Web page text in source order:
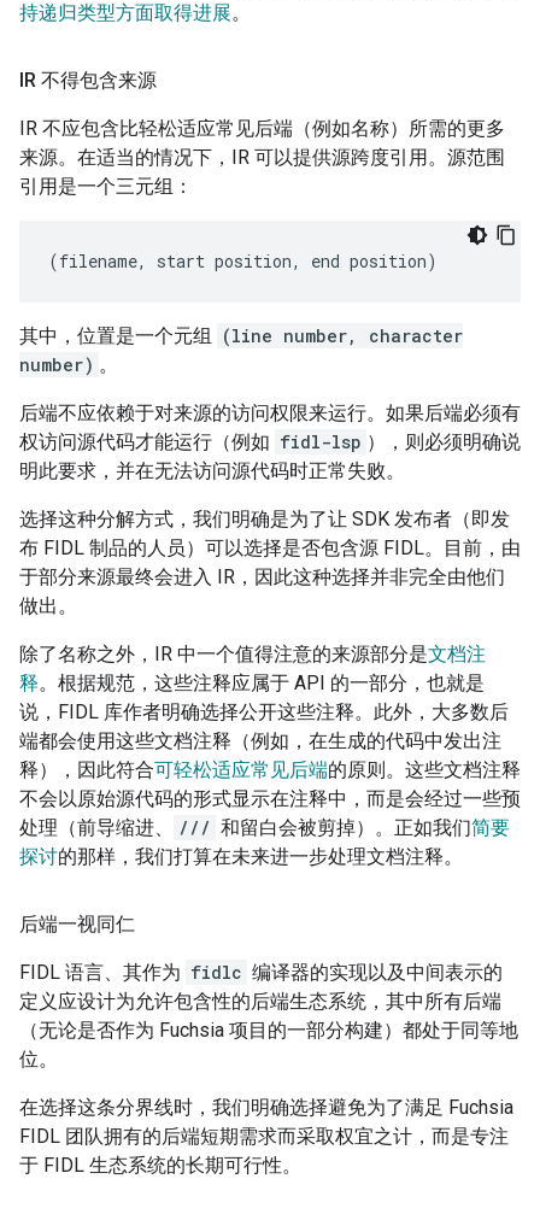
持递归类型方面取得进展。
IR 不得包含来源
IR 不应包含比轻松适应常见后端（例如名称）所需的更多
来源。在适当的情况下，IR 可以提供源跨度引用。源范围
引用是一个三元组：
其中，位置是一个元组
(line number, character
number) 。
后端不应依赖于对来源的访问权限来运行。如果后端必须有
权访问源代码才能运行（例如 fidl-lsp ），则必须明确说
明此要求，并在无法访问源代码时正常失败。
选择这种分解方式，我们明确是为了让 SDK 发布者（即发
布 FIDL 制品的人员）可以选择是否包含源 FIDL。目前，由
于部分来源最终会进入 IR，因此这种选择并非完全由他们
做出。
除了名称之外，IR 中一个值得注意的来源部分是文档注
释。根据规范，这些注释应属于 API 的一部分，也就是
说，FIDL 库作者明确选择公开这些注释。此外，大多数后
端都会使用这些文档注释（例如，在生成的代码中发出注
释），因此符合可轻松适应常见后端的原则。这些文档注释
不会以原始源代码的形式显示在注释中，而是会经过一些预
处理（前导缩进、
/// 和留白会被剪掉）。正如我们简要
探讨的那样，我们打算在未来进一步处理文档注释。
后端一视同仁
FIDL 语言、其作为 fidlc 编译器的实现以及中间表示的
定义应设计为允许包含性的后端生态系统，其中所有后端
（无论是否作为 Fuchsia 项目的一部分构建）都处于同等地
位。
在选择这条分界线时，我们明确选择避免为了满足 Fuchsia
FIDL 团队拥有的后端短期需求而采取权宜之计，而是专注
于 FIDL 生态系统的长期可行性。